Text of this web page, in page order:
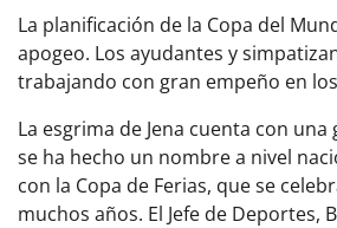
La planificación de la Copa del
apogeo. Los ayudantes y
trabajando con gran empeño en
La esgrima de Jena cuenta con
se ha hecho un nombre a nivel
con la Copa de Ferias, que se
muchos años. El Jefe de Deportes,